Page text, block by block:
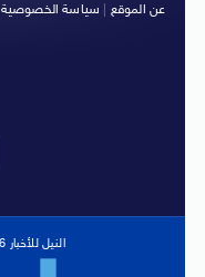
عن الموقع
سياسة الخصوصية
النيل للأخبار 2026 © جميع الحقوق محفوظة.